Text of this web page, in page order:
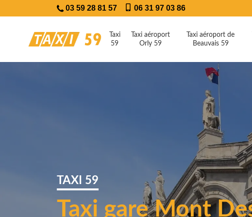
03 59 28 81 57 06 31 97 03 86
Taxi
59
Taxi aéroport
Orly 59
Taxi aéroport de
Beauvais 59
TAXI 59
Taxi gare Mont